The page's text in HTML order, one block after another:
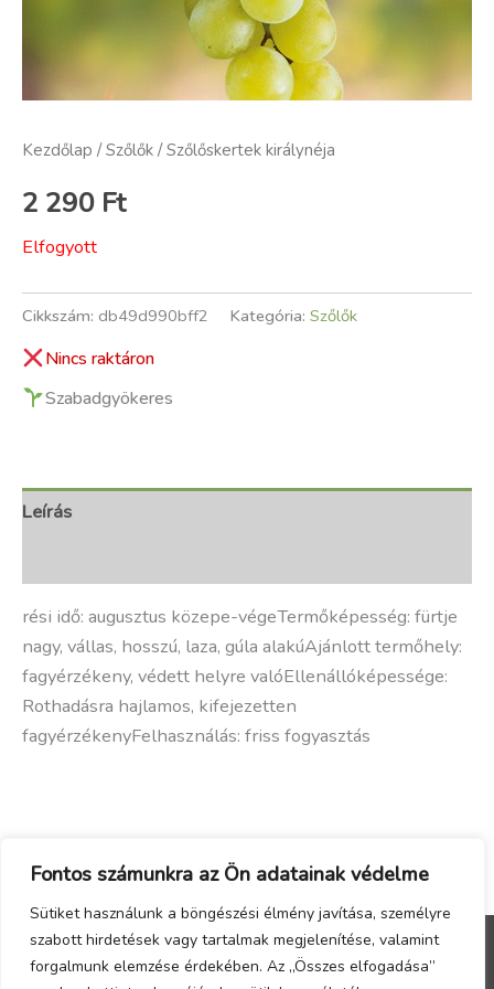
Fontos számunkra az Ön adatainak védelme
Sütiket használunk a böngészési élmény javítása, személyre
szabott hirdetések vagy tartalmak megjelenítése, valamint
forgalmunk elemzése érdekében. Az „Összes elfogadása”
Kezdőlap /Szőlők / Szőlőskertek királynéja
2 290 Ft
Elfogyott
Cikkszám: db49d990bff2 Kategória: Szőlők
Nincs raktáron
Szabadgyökeres
Leírás
rési idő: augusztus közepe-végeTermőképesség: fürtje
nagy, vállas, hosszú, laza, gúla alakúAjánlott termőhely:
fagyérzékeny, védett helyre valóEllenállóképessége:
Rothadásra hajlamos, kifejezetten
fagyérzékenyFelhasználás: friss fogyasztás